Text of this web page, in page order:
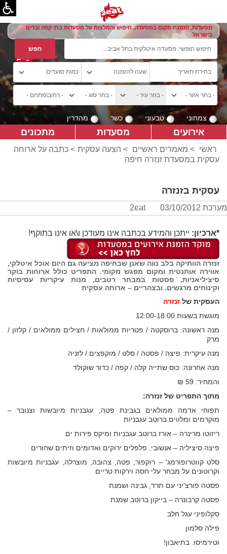
מסעדות, הזמנת מקום במסעדה, חיפוש והמלצות על מסעדות בתי קפה וברים
בישראל
צמחוני טבעוני כשר מהדרין
אירועים מסעדות מתכונים
ראשי > מאמרים ראשיים > הצעה עסקית > כתבה על ארוחה
עסקית במסעדת זנזרה חיפה
עסקית בזנזרה
מערכת 2eat 03/10/2012
*ארכיון: ייתכן והמידע בכתבה אינו מעודכן ו\או אינו בתוקף!
זנזרה הוותיקה בלב נווה שאנן שבחיפה מציעה גם היום אוכל איטלקי,
אווירה אותנטית ומקום מפגש מקומי. התפריט כולל ארוחות בוקר
סיציליאניות, פסטות במבחר רטבים, מנות עיקריות עסיסיות
וקינוחים מרגשים. ובצהריים – ארוחה עסקית
העסקית של זנזרה
מוגשת בשעות 12:00-18:00
מנה ראשונה: ברוסקטה / פטריות ממולאות / חצילים ממולאים / קלזון /
מרק
מנה עיקרית: פיצה / פסטה / סלט / מוקפצים / לזניה
מנה אחרונה: כוס שתייה קלה / קפה / כדור שוקולד
והמחיר: 59 ₪
מתוך התפריט של זנזרה:
תפוחי אדמה ממולאים בגבינת פטה, עגבניות מיובשות וצנובר –
מוקרמים ומלווים ברוטב עגבניות
ריזוטו מרינרה – אורז ברוטב עגבניות ומיקס פירות ים
פיצה סיציליה – אנשובי, פלפלים ירוקים ואדומים וזיתים שחורים
סלט קווטרופורמג' – רוקפור, פטה, צהובה, מוצרלה, עגבניות מיובשות
וקרוטונים על מבחר עלי חסה וירקות טריים
פסטה פורצ'יני עם תרד, גבינה ושמנת
פסטה קרבונרה – בייקון ברוטב שמנת
סקלופיני עגל חלב
פילה סלמון
וטירמיסו. בתיאבון!